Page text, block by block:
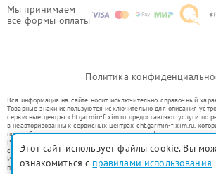
Мы принимаем
все формы оплаты
Политика
Вся информация на сайте носит исключительно справочный
Товарные знаки используются исключительно для описания
сервисные центры cht.garmin-fixim.ru предоставляют услуги по
в неавторизованных сервисных центрах cht.garmin-fixim.ru,
правообладателями товарных знаков или их официальными
Ремонт осуществляется для устройств, уже введенных в
со статьей 1487 ГК РФ.
Использование товарных знаков не преследует цели
потребителей в заблуждение, а служит для информирования о
Этот сайт использует файлы cookie. Вы
ознакомиться с правилами использования